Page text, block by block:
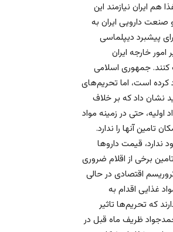
هم ایران نیازمند این
صنعت دارویی ایران به
پیشبرد دیپلماسی
خارجه ایران
جمهوری اسلامی
کرده است، اما تحریم‌های
نشان داد که بر خلاف
حتی در زمینه مواد
تامین آنها را ندارد.
ندارد، قیمت داروها
برخی از اقلام ضروری
اقتصادی در حالی
غذایی اقدام به
که تحریم‌ها تاثیر
ظریف ماه قبل در